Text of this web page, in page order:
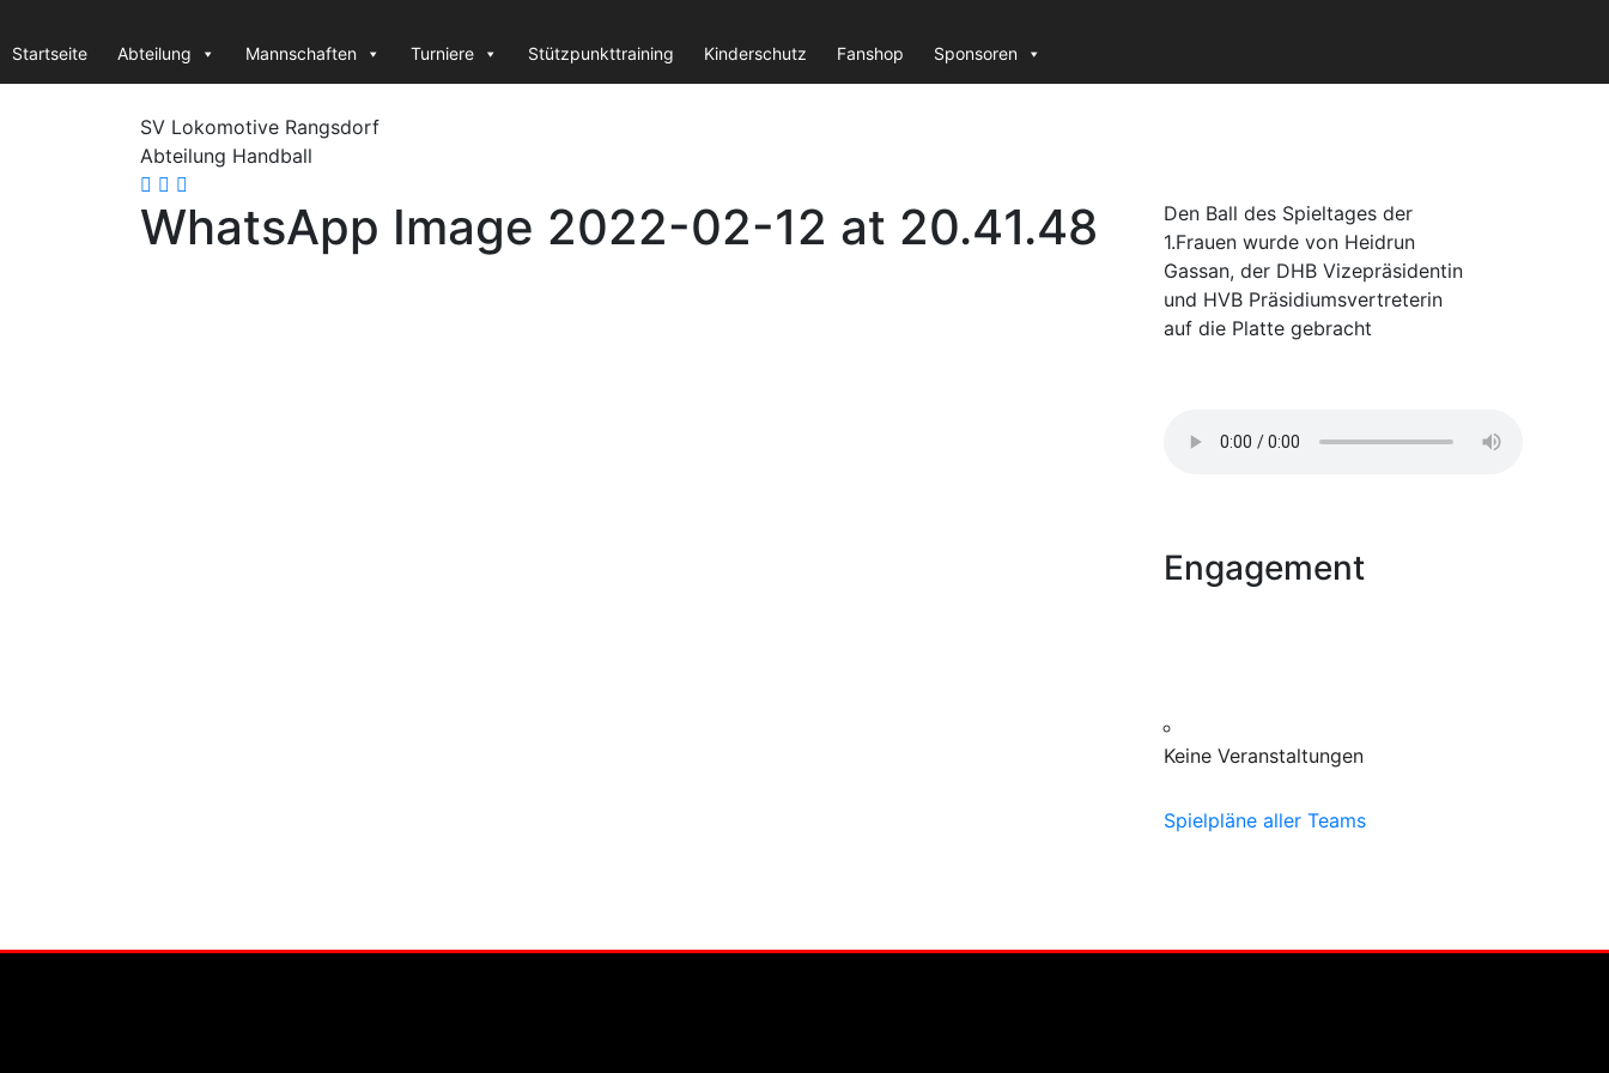
Startseite Abteilung Mannschaften Turniere Stützpunkttraining Kinderschutz Fanshop Sponsoren
SV Lokomotive Rangsdorf
Abteilung Handball
WhatsApp Image 2022-02-12 at 20.41.48
Den Ball des Spieltages der
1.Frauen wurde von Heidrun
Gassan, der DHB Vizepräsidentin
und HVB Präsidiumsvertreterin
auf die Platte gebracht
Engagement
Keine Veranstaltungen
Spielpläne aller Teams